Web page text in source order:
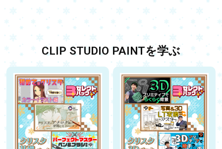
CLIP STUDIO PAINTを学ぶ